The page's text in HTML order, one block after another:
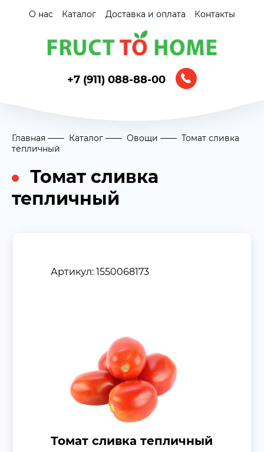
О нас Каталог Доставка и оплата Контакты
+7 (911) 088-88-00
Главная Каталог Овощи
Томат сливка
тепличный
Томат сливка
тепличный
Артикул: 1550068173
Томат сливка тепличный